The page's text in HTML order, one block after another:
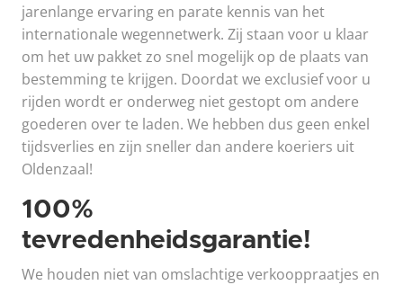
jarenlange ervaring en parate kennis van het
internationale wegennetwerk. Zij staan voor u klaar
om het uw pakket zo snel mogelijk op de plaats van
bestemming te krijgen. Doordat we exclusief voor u
rijden wordt er onderweg niet gestopt om andere
goederen over te laden. We hebben dus geen enkel
tijdsverlies en zijn sneller dan andere koeriers uit
Oldenzaal!
100%
tevredenheidsgarantie!
We houden niet van omslachtige verkooppraatjes en